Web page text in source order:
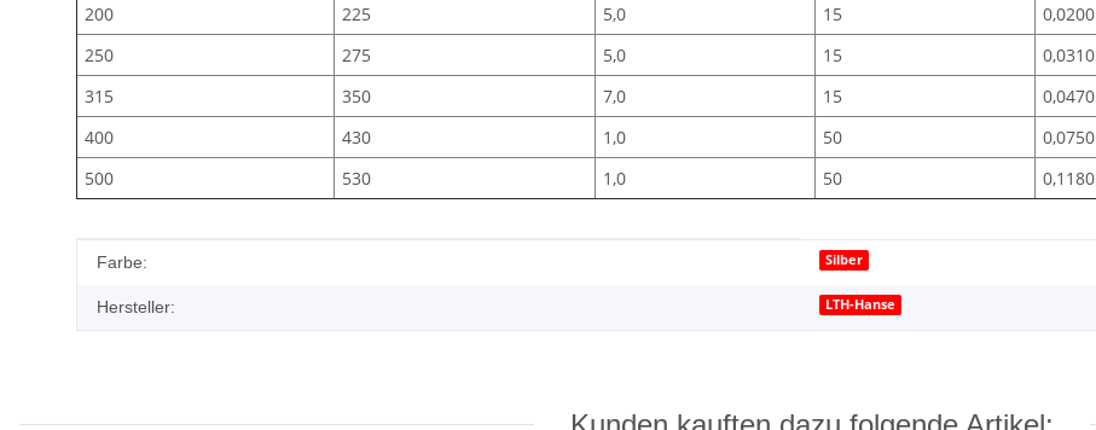
200
225 5,0 15 0,0200
250
275 5,0 15 0,0310
315
350 7,0 15 0,0470
400
430 1,0 50 0,0750
500
530 1,0 50 0,1180
Produkteigenschaft
Wert
Farbe: Silber
Hersteller: LTH-Hanse